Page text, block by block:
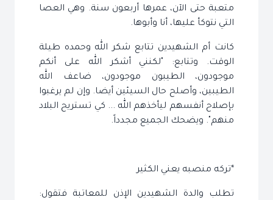
متعبة حتى الآن، عمرها أربعون سنة. وهي العصا
التي نتوكأ عليها، أنا وأبوها.
كانت أم الشهيدين تتابع شكر الله وحمده طيلة
الوقت. وتتابع: "لكنني أشكر الله على أنكم
موجودون، الطيبون موجودون، ضاعف الله
الطيبين، وأصلح حال السيئين أيضا. وإن لم يرغبوا
بإصلاح أنفسهم ليأخذهم الله ... كي تستريح البلاد
منهم". ويضحك الجميع مجدداً.
*تركه منصبه يعني الكثير
تطلب والدة الشهيدين الإذن للمعاتبة فتقول: